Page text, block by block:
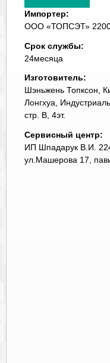
Импортер:
ООО «ТОПСЭТ»
Срок службы:
24месяца
Изготовитель:
Шэньжень Топксон,
Лонгхуа,
стр. В, 4эт.
Сервисный центр:
ИП Шпадарук В.И.
ул.Машерова 17,